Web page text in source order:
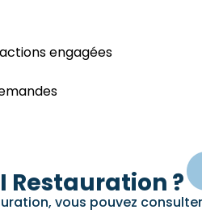
engagées
Restauration ?
vous pouvez